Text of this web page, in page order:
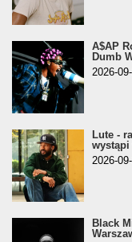
A$AP
Dumb
2026-
Lute -
wystąpi
2026-
Black